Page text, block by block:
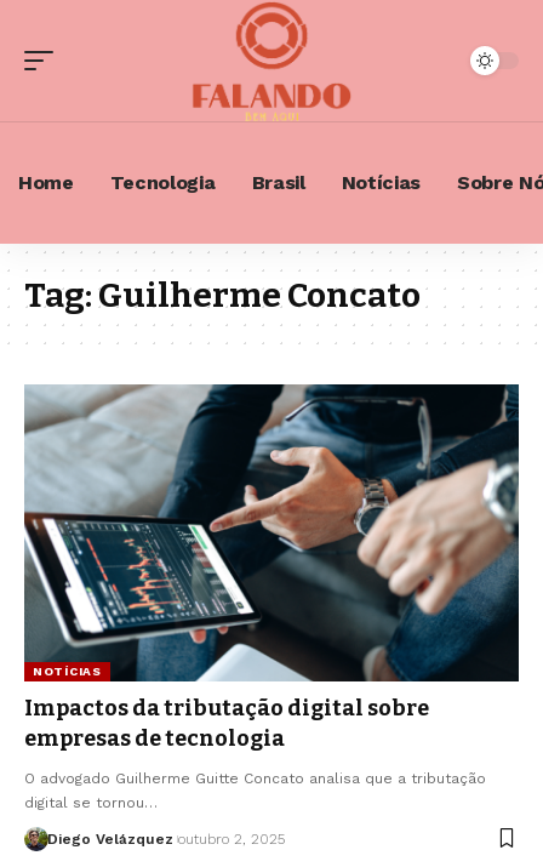
Home Tecnologia Brasil Notícias Sobre
Tag:Guilherme Concato
NOTÍCIAS
Impactos da tributação digital sobre
empresas de tecnologia
O advogado Guilherme Guitte Concato analisa que a tributação
digital se tornou…
Diego Velázquez outubro 2, 2025